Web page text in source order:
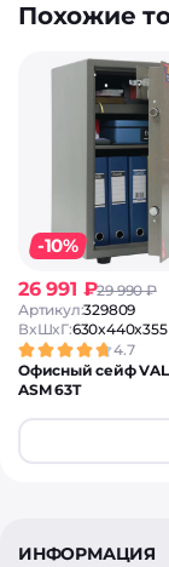
Похожие
-10%
26 991 ₽29 990 ₽
Артикул:329809
ВxШxГ:630x440x355
4.7
Офисный сейф
ASM 63T
ИНФОРМАЦИЯ